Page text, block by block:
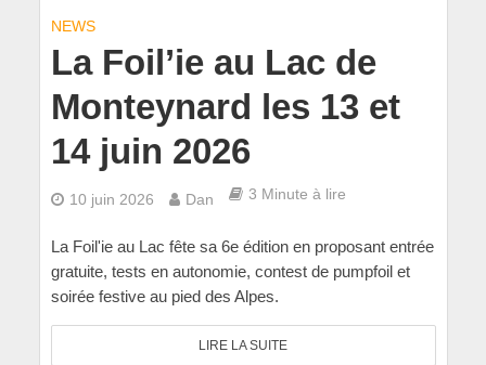
NEWS
La Foil’ie au Lac de
Monteynard les 13 et
14 juin 2026
10 juin 2026 Dan 3 Minute à lire
La Foil'ie au Lac fête sa 6e édition en proposant entrée
gratuite, tests en autonomie, contest de pumpfoil et
soirée festive au pied des Alpes.
LIRE LA SUITE